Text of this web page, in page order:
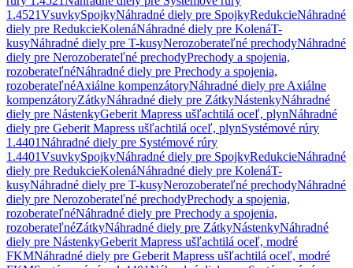
1.4521VsuvkySpojkyNáhradné diely pre SpojkyRedukcieNáhradné
diely pre RedukcieKolenáNáhradné diely pre KolenáT-
kusyNáhradné diely pre T-kusyNerozoberateľné prechodyNáhradné
diely pre Nerozoberateľné prechodyPrechody a spojenia,
rozoberateľnéNáhradné diely pre Prechody a spojenia,
rozoberateľnéAxiálne kompenzátoryNáhradné diely pre Axiálne
kompenzátoryZátkyNáhradné diely pre ZátkyNástenkyNáhradné
diely pre NástenkyGeberit Mapress ušľachtilá oceľ, plynNáhradné
diely pre Geberit Mapress ušľachtilá oceľ, plynSystémové rúry
1.4401Náhradné diely pre Systémové rúry
1.4401VsuvkySpojkyNáhradné diely pre SpojkyRedukcieNáhradné
diely pre RedukcieKolenáNáhradné diely pre KolenáT-
kusyNáhradné diely pre T-kusyNerozoberateľné prechodyNáhradné
diely pre Nerozoberateľné prechodyPrechody a spojenia,
rozoberateľnéNáhradné diely pre Prechody a spojenia,
rozoberateľnéZátkyNáhradné diely pre ZátkyNástenkyNáhradné
diely pre NástenkyGeberit Mapress ušľachtilá oceľ, modré
FKMNáhradné diely pre Geberit Mapress ušľachtilá oceľ, modré